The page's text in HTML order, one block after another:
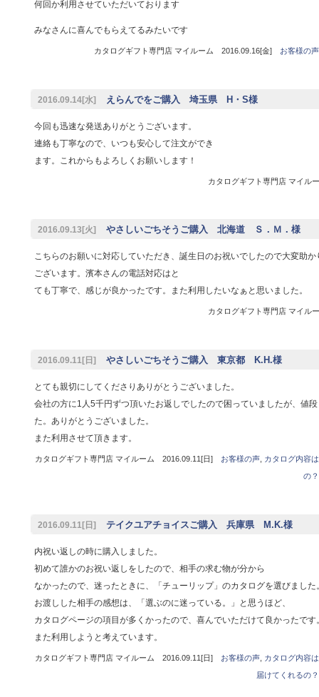
何回か利用させていただいております
みなさんに喜んでもらえてるみたいです
カタログギフト専門店 マイルーム 2016.09.16[金] お客様の声
2016.09.14[水] えらんでをご購入 埼玉県 H・S様
今回も迅速な発送ありがとうございます。
連絡も丁寧なので、いつも安心して注文ができ
ます。これからもよろしくお願いします！
カタログギフト専門店 マイ
2016.09.13[火] やさしいごちそうご購入 北海道 Ｓ．Ｍ．様
こちらのお願いに対応していただき、誕生日のお祝いでしたので大変助
ございます。濱本さんの電話対応はと
ても丁寧で、感じが良かったです。また利用したいなぁと思いました。
カタログギフト専門店 マイ
2016.09.11[日] やさしいごちそうご購入 東京都 K.H.様
とても親切にしてくださりありがとうございました。
会社の方に1人5千円ずつ頂いたお返しでしたので困っていましたが、値
た。ありがとうございました。
また利用させて頂きます。
カタログギフト専門店 マイルーム 2016.09.11[日] お客様の声, カタログ内容
の？
2016.09.11[日] テイクユアチョイスご購入 兵庫県 M.K.様
内祝い返しの時に購入しました。
初めて誰かのお祝い返しをしたので、相手の求む物が分から
なかったので、迷ったときに、「チューリップ」のカタログを選びました
お渡しした相手の感想は、「選ぶのに迷っている。」と思うほど、
カタログページの項目が多くかったので、喜んでいただけて良かったです
また利用しようと考えています。
カタログギフト専門店 マイルーム 2016.09.11[日] お客様の声, カタログ内容
届けてくれるの？